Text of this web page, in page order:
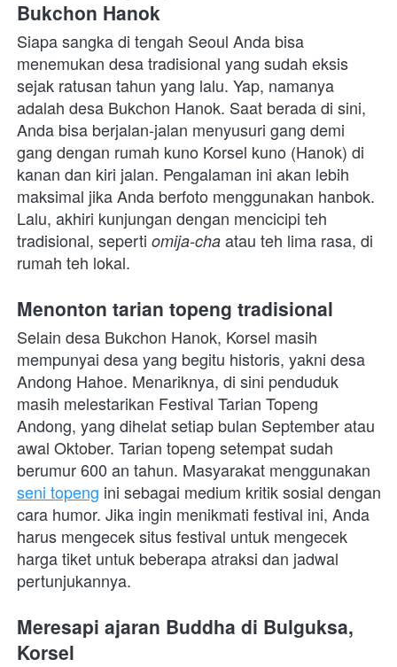
Bukchon Hanok
Siapa sangka di tengah Seoul Anda bisa
menemukan desa tradisional yang sudah eksis
sejak ratusan tahun yang lalu. Yap, namanya
adalah desa Bukchon Hanok. Saat berada di sini,
Anda bisa berjalan-jalan menyusuri gang demi
gang dengan rumah kuno Korsel kuno (Hanok) di
kanan dan kiri jalan. Pengalaman ini akan lebih
maksimal jika Anda berfoto menggunakan hanbok.
Lalu, akhiri kunjungan dengan mencicipi teh
tradisional, seperti omija-cha atau teh lima rasa, di
rumah teh lokal.
Menonton tarian topeng tradisional
Selain desa Bukchon Hanok, Korsel masih
mempunyai desa yang begitu historis, yakni desa
Andong Hahoe. Menariknya, di sini penduduk
masih melestarikan Festival Tarian Topeng
Andong, yang dihelat setiap bulan September atau
awal Oktober. Tarian topeng setempat sudah
seni topeng ini sebagai medium kritik sosial dengan
cara humor. Jika ingin menikmati festival ini, Anda
harus mengecek situs festival untuk mengecek
harga tiket untuk beberapa atraksi dan jadwal
pertunjukannya.
Meresapi ajaran Buddha di Bulguksa,
Korsel